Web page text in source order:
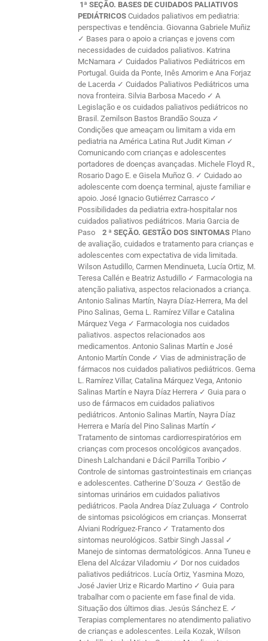
1ª SEÇÃO. BASES DE CUIDADOS PALIATIVOS
PEDIÁTRICOS Cuidados paliativos em pediatria:
perspectivas e tendência. Giovanna Gabriele Muñiz
✓ Bases para o apoio a crianças e jovens com
necessidades de cuidados paliativos. Katrina
McNamara ✓ Cuidados Paliativos Pediátricos em
Portugal. Guida da Ponte, Inês Amorim e Ana Forjaz
de Lacerda ✓ Cuidados Paliativos Pediátricos uma
nova fronteira. Silvia Barbosa Macedo ✓ A
Legislação e os cuidados paliativos pediátricos no
Brasil. Zemilson Bastos Brandão Souza ✓
Condições que ameaçam ou limitam a vida em
pediatria na América Latina Rut Judit Kiman ✓
Comunicando com crianças e adolescentes
portadores de doenças avançadas. Michele Floyd R.,
Rosario Dago E. e Gisela Muñoz G. ✓ Cuidado ao
adolescente com doença terminal, ajuste familiar e
apoio. José Ignacio Gutiérrez Carrasco ✓
Possibilidades da pediatria extra-hospitalar nos
cuidados paliativos pediátricos. Maria Garcia de
Paso
2 ª SEÇÃO. GESTÃO DOS SINTOMAS Plano
de avaliação, cuidados e tratamento para crianças e
adolescentes com expectativa de vida limitada.
Wilson Astudillo, Carmen Mendinueta, Lucía Ortiz, M.
Teresa Callén e Beatriz Astudillo ✓ Farmacologia na
atenção paliativa, aspectos relacionados a criança.
Antonio Salinas Martín, Nayra Díaz-Herrera, Ma del
Pino Salinas, Gema L. Ramírez Villar e Catalina
Márquez Vega ✓ Farmacologia nos cuidados
paliativos. aspectos relacionados aos
medicamentos. Antonio Salinas Martín e José
Antonio Martín Conde ✓ Vias de administração de
fármacos nos cuidados paliativos pediátricos. Gema
L. Ramírez Villar, Catalina Márquez Vega, Antonio
Salinas Martín e Nayra Díaz Herrera ✓ Guia para o
uso de fármacos em cuidados paliativos
pediátricos. Antonio Salinas Martín, Nayra Díaz
Herrera e María del Pino Salinas Martín ✓
Tratamento de sintomas cardiorrespiratórios em
crianças com procesos oncológicos avançados.
Dinesh Lalchandani e Dácil Parrilla Toribio ✓
Controle de sintomas gastrointestinais em crianças
e adolescentes. Catherine D’Souza ✓ Gestão de
sintomas urinários em cuidados paliativos
pediátricos. Paola Andrea Díaz Zuluaga ✓ Controlo
de sintomas psicológicos em crianças. Monserrat
Alviani Rodríguez-Franco ✓ Tratamento dos
sintomas neurológicos. Satbir Singh Jassal ✓
Manejo de sintomas dermatológicos. Anna Tuneu e
Elena del Alcázar Viladomiu ✓ Dor nos cuidados
paliativos pediátricos. Lucía Ortiz, Yasmina Mozo,
José Javier Uriz e Ricardo Martino ✓ Guia para
trabalhar com o paciente em fase final de vida.
Situação dos últimos dias. Jesús Sánchez E. ✓
Terapias complementares no atendimento paliativo
de crianças e adolescentes. Leila Kozak, Wilson